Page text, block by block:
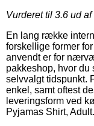
Vurderet til 3.6 ud af
En lang række
forskellige former
anvendt er for
pakkeshop, hvor du
selvvalgt tidspunkt.
enkel, samt oftest
leveringsform ved
Pyjamas Shirt, Adult.